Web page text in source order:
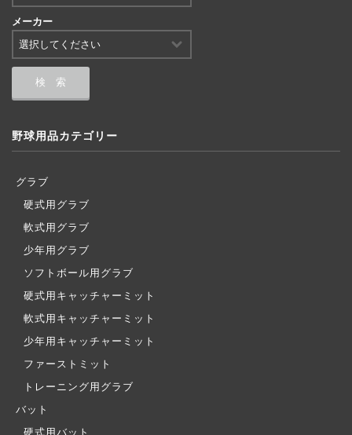
メーカー
野球用品カテゴリー
グラブ
硬式用グラブ
軟式用グラブ
少年用グラブ
ソフトボール用グラブ
硬式用キャッチャーミット
軟式用キャッチャーミット
少年用キャッチャーミット
ファーストミット
トレーニング用グラブ
バット
硬式用バット